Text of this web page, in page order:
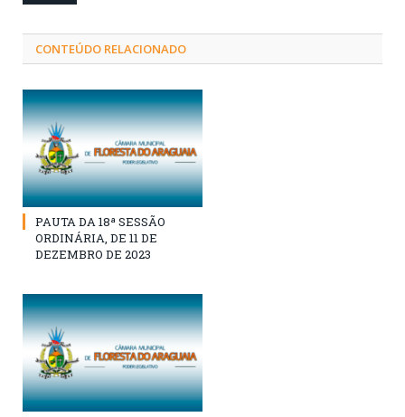
CONTEÚDO RELACIONADO
PAUTA DA 18ª SESSÃO
ORDINÁRIA, DE 11 DE
DEZEMBRO DE 2023